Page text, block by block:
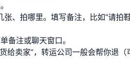
张、拍哪里。填写备注，比如“请拍
备注或聊天窗口。
给卖家”，转运公司一般会帮你退（